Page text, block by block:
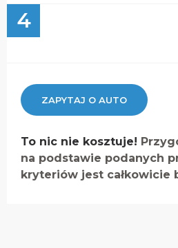
4
ZAPYTAJ O AUTO
To nic nie kosztuje!
na podstawie podanych
kryteriów jest całkowicie